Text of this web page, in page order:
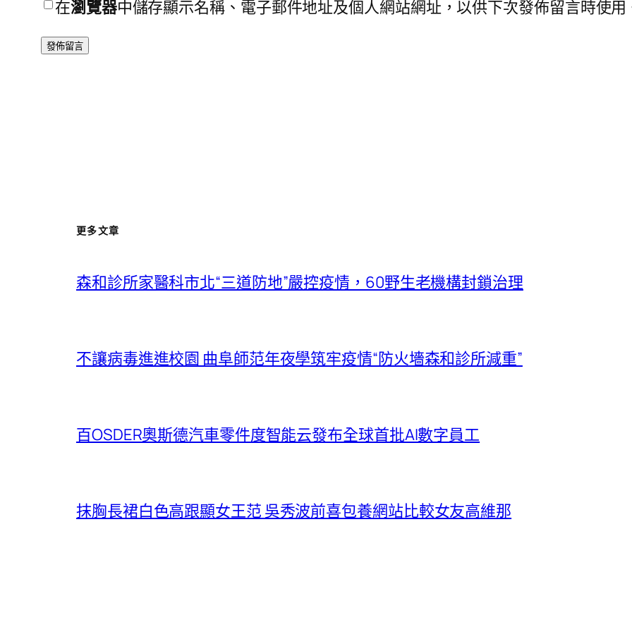
在瀏覽器中儲存顯示名稱、電子郵件地址及個人網站網址，以供下次發佈留言時使用
更多文章
森和診所家醫科市北“三道防地”嚴控疫情，60野生老機構封鎖治理
不讓病毒進進校園 曲阜師范年夜學筑牢疫情“防火墻森和診所減重”
百OSDER奧斯德汽車零件度智能云發布全球首批AI數字員工
抹胸長裙白色高跟顯女王范 吳秀波前喜包養網站比較女友高維那